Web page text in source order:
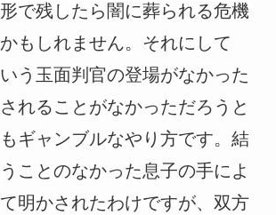
で残したら闇に葬られる危機
もしれません。それにして
う玉面判官の登場がなかった
れることがなかっただろうと
ギャンブルなやり方です。結
ことのなかった息子の手によ
明かされたわけですが、双方